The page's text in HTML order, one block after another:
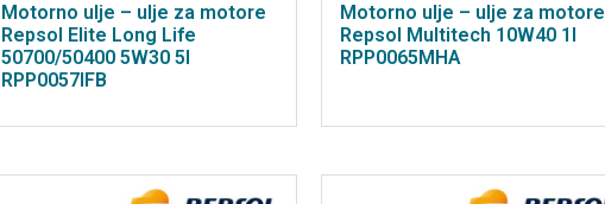
Motorno ulje – ulje za motore
Repsol Elite Long Life
50700/50400 5W30 5l
RPP0057IFB
Motorno ulje – ulje za motore
Repsol Multitech 10W40 1l
RPP0065MHA